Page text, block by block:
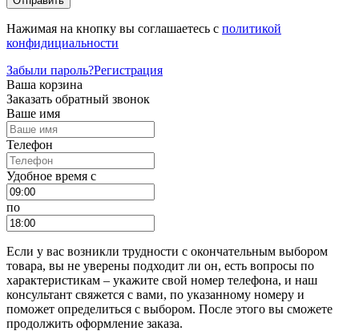
Нажимая на кнопку вы соглашаетесь с политикой
конфидициальности
Забыли пароль?Регистрация
Ваша корзина
Заказать обратный звонок
Ваше имя
Телефон
Удобное время c
по
Если у вас возникли трудности с окончательным выбором
товара, вы не уверены подходит ли он, есть вопросы по
характеристикам – укажите свой номер телефона, и наш
консультант свяжется с вами, по указанному номеру и
поможет определиться с выбором. После этого вы сможете
продолжить оформление заказа.